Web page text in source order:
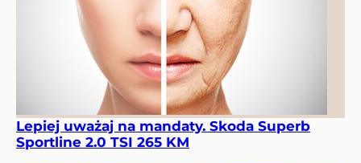
Lepiej uważaj na mandaty. Skoda Superb
Sportline 2.0 TSI 265 KM